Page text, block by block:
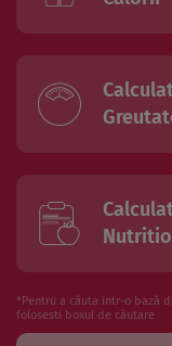
*Pentru a căuta intr-o bază
folosesti boxul de căutare